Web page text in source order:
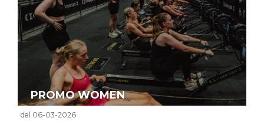
PROMO WOMEN
del 06-03-2026